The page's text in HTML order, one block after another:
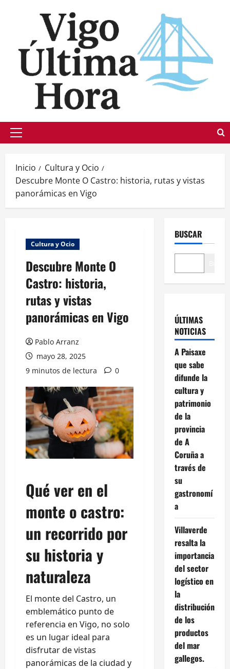
Menú
Inicio
Cultura y Ocio
Descubre Monte O Castro: historia, rutas y vistas
panorámicas en Vigo
Cultura y Ocio
Descubre Monte O
Castro: historia,
rutas y vistas
panorámicas en Vigo
Pablo Arranz
mayo 28, 2025
9 minutos de lectura
0
Qué ver en el
monte o castro:
un recorrido por
su historia y
naturaleza
El monte del Castro, un
emblemático punto de
referencia en Vigo, no solo
es un lugar ideal para
disfrutar de vistas
panorámicas de la ciudad y
BUSCAR
ÚLTIMAS
NOTICIAS
A Paisaxe
que sabe
difunde la
cultura y
patrimonio
de la
provincia
de A
Coruña a
través de
su
gastronomí
a
Villaverde
resalta la
importancia
del sector
logístico en
la
distribución
de los
productos
del mar
gallegos.